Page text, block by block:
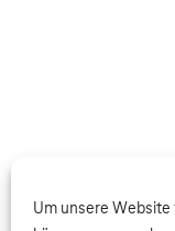
Um unsere